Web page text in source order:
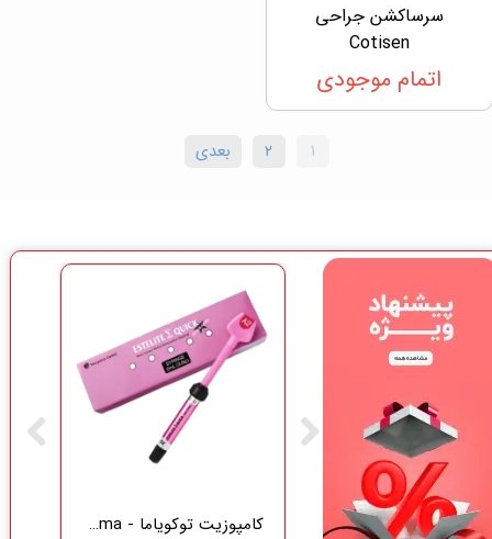
سرساکشن جراحی
Cotisen
اتمام موجودی
۱ ۲ بعدی
کامپوزیت توکویاما - Tokuyama گاز دندانپزشکی نفیس طب سلامت